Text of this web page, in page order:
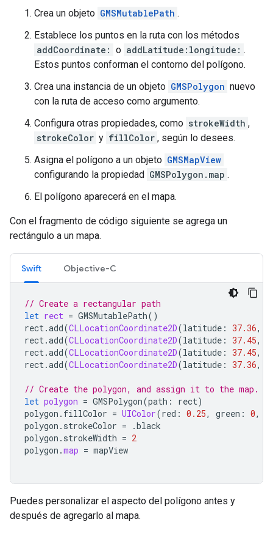
Crea un objeto GMSMutablePath .
Establece los puntos en la ruta con los métodos
addCoordinate: o addLatitude:longitude: .
Estos puntos conforman el contorno del polígono.
Crea una instancia de un objeto GMSPolygon nuevo
con la ruta de acceso como argumento.
Configura otras propiedades, como strokeWidth ,
strokeColor y fillColor , según lo desees.
Asigna el polígono a un objeto GMSMapView
configurando la propiedad GMSPolygon.map .
El polígono aparecerá en el mapa.
Con el fragmento de código siguiente se agrega un
rectángulo a un mapa.
Swift Objective-C
// Create a rectangular path
let rect = GMSMutablePath()
rect.add(CLLocationCoordinate2D(latitude : 37.36,
rect.add(CLLocationCoordinate2D(latitude : 37.45,
rect.add(CLLocationCoordinate2D(latitude : 37.45,
rect.add(CLLocationCoordinate2D(latitude : 37.36,
// Create the polygon, and assign it to the map.
let polygon = GMSPolygon(path : rect)
polygon . fillColor = UIColor(red : 0.25, green : 0,
polygon . strokeColor = .black
polygon . strokeWidth = 2
polygon .map = mapView
Puedes personalizar el aspecto del polígono antes y
después de agregarlo al mapa.